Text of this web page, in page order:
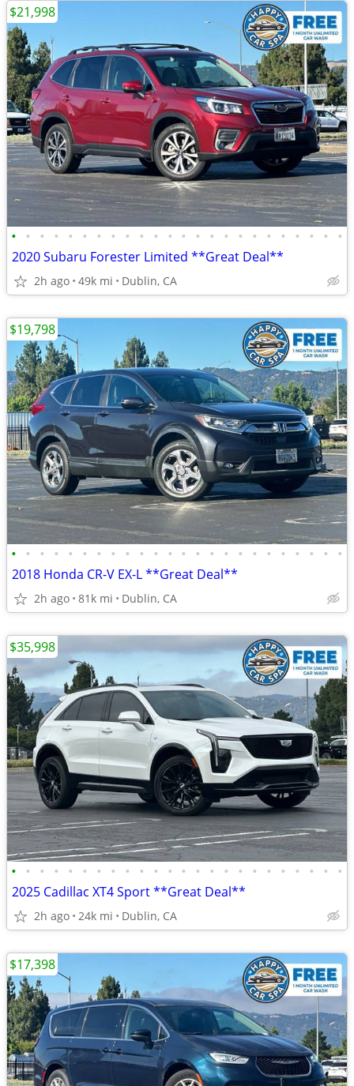
• • • • • • • • • • • • • • • • • • • • • • • •
2020 Subaru Forester Limited **Great Deal**
2h ago 49k mi Dublin, CA
$21,998
• • • • • • • • • • • • • • • • • • • • • • • •
2018 Honda CR-V EX-L **Great Deal**
2h ago 81k mi Dublin, CA
$19,798
• • • • • • • • • • • • • • • • • • • • • • • •
2025 Cadillac XT4 Sport **Great Deal**
2h ago 24k mi Dublin, CA
$35,998
$17,398